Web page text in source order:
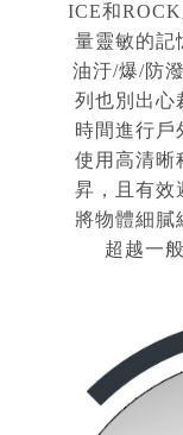
ICE和
量靈敏的記
油汙/爆/防
列也別出心
時間進行戶
使用高清晰
昇，且有效
將物體細膩
超越一